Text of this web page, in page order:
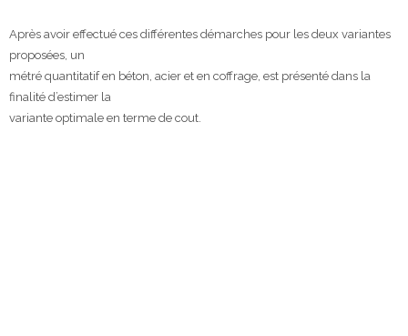
Après avoir effectué ces différentes démarches pour les deux variantes
proposées, un
métré quantitatif en béton, acier et en coffrage, est présenté dans la
finalité d’estimer la
variante optimale en terme de cout.